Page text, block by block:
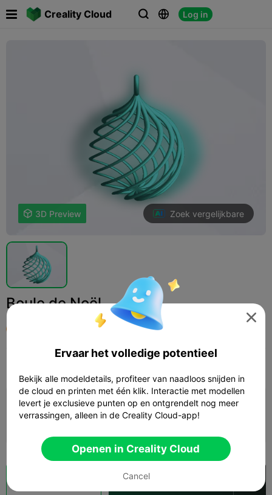
Creality Cloud   Log in
 3D Preview Zoek vergelijkbare
Boule de Noël
 Printconfiguratie toevoegen
Openen in Creality Cloud

Ervaar het volledige potentieel
Bekijk alle modeldetails, profiteer van naadloos snijden in
de cloud en printen met één klik. Interactie met modellen
levert je exclusieve punten op en ontgrendelt nog meer
verrassingen, alleen in de Creality Cloud-app!
Openen in Creality Cloud
Cancel